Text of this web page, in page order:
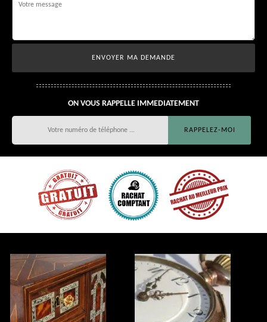
ON VOUS RAPPELLE IMMEDIATEMENT